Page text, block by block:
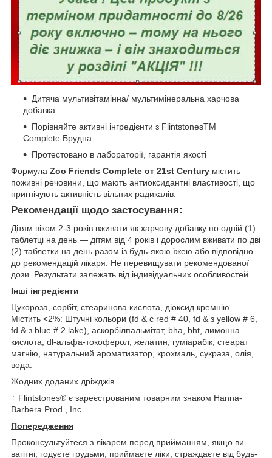
Дитяча мультивітамінна/ мультимінеральна харчова
добавка
Порівняйте активні інгредієнти з FlintstonesTM
Complete Брудна
Протестовано в лабораторії, гарантія якості
Формула Zoo Friends Complete от 21st Century містить
поживні речовини, що мають антиоксидантні властивості, що
пригнічують активність вільних радикалів.
Рекомендації щодо застосування:
Дітям віком 2-3 років вживати як харчову добавку по одній (1)
таблетці на день — дітям від 4 років і дорослим вживати по дві
(2) таблетки на день разом із будь-якою їжею або відповідно
до рекомендацій лікаря. Не перевищувати рекомендованої
дози. Результати залежать від індивідуальних особливостей.
Інші інгредієнти
Цукороза, сорбіт, стеаринова кислота, діоксид кремнію.
Містить <2%: Штучні кольори (fd & c red # 40, fd & з yellow # 6,
fd & з blue # 2 lake), аскорбілпальмітат, bha, bht, лимонна
кислота, dl-альфа-токоферол, желатин, гуміарабік, стеарат
магнію, натуральний ароматизатор, крохмаль, сукраза, олія,
вода.
Жодних доданих дріжджів.
÷ Flintstones® є зареєстрованим товарним знаком Hanna-
Barbera Prod., Inc.
Попередження
Проконсультуйтеся з лікарем перед прийманням, якщо ви
вагітні, годуєте грудьми, приймаєте ліки, страждаєте від будь-